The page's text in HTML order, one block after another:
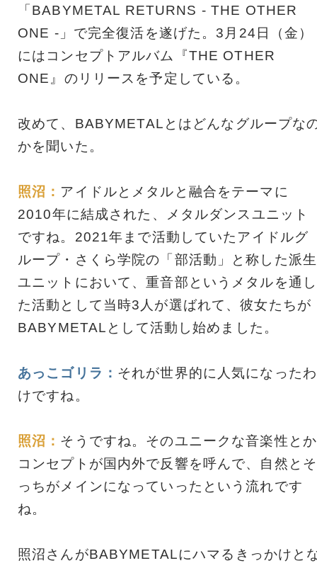
「BABYMETAL RETURNS - THE OTHER
ONE -」で完全復活を遂げた。3月24日（金）
にはコンセプトアルバム『THE OTHER
ONE』のリリースを予定している。
改めて、BABYMETALとはどんなグループな
かを聞いた。
照沼： アイドルとメタルと融合をテーマに
2010年に結成された、メタルダンスユニット
ですね。2021年まで活動していたアイドルグ
ループ・さくら学院の「部活動」と称した派生
ユニットにおいて、重音部というメタルを通し
た活動として当時3人が選ばれて、彼女たちが
BABYMETALとして活動し始めました。
あっこゴリラ： それが世界的に人気になったわ
けですね。
照沼： そうですね。そのユニークな音楽性とか
コンセプトが国内外で反響を呼んで、自然とそ
っちがメインになっていったという流れです
ね。
照沼さんがBABYMETALにハマるきっかけと